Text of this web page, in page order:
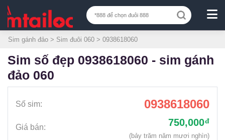
Sim gánh đảo > Sim đuôi 060 > 0938618060
sim số đẹp 0938618060 - sim gánh
đảo 060
Số sim: 0938618060
Giá bán: 750,000đ
(bảy trăm năm mươi nghìn)